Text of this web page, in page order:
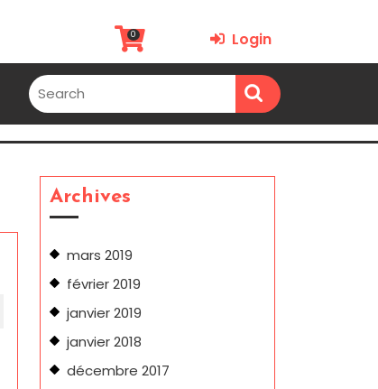
0 Login
Archives
mars 2019
février 2019
janvier 2019
janvier 2018
décembre 2017